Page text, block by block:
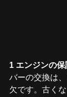
1 エンジンの保
バーの交換は
欠です。古く